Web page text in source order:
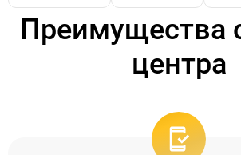
Преимущества
центра